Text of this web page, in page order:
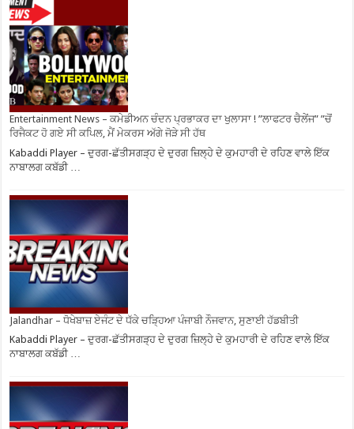
Entertainment News – ਕਮੇਡੀਅਨ ਚੰਦਨ ਪ੍ਰਭਾਕਰ ਦਾ ਖੁਲਾਸਾ ! ”ਲਾਫਟਰ ਚੈਲੇਂਜ” ”ਚੋਂ
ਰਿਜੈਕਟ ਹੋ ਗਏ ਸੀ ਕਪਿਲ, ਮੈਂ ਮੇਕਰਸ ਅੱਗੇ ਜੋੜੇ ਸੀ ਹੱਥ
Kabaddi Player – ਦੁਰਗ-ਛੱਤੀਸਗੜ੍ਹ ਦੇ ਦੁਰਗ ਜ਼ਿਲ੍ਹੇ ਦੇ ਕੁਮਹਾਰੀ ਦੇ ਰਹਿਣ ਵਾਲੇ ਇੱਕ
ਨਾਬਾਲਗ ਕਬੱਡੀ …
Jalandhar – ਧੋਖੇਬਾਜ਼ ਏਜੰਟ ਦੇ ਧੱਕੇ ਚੜ੍ਹਿਆ ਪੰਜਾਬੀ ਨੌਜਵਾਨ, ਸੁਣਾਈ ਹੱਡਬੀਤੀ
Kabaddi Player – ਦੁਰਗ-ਛੱਤੀਸਗੜ੍ਹ ਦੇ ਦੁਰਗ ਜ਼ਿਲ੍ਹੇ ਦੇ ਕੁਮਹਾਰੀ ਦੇ ਰਹਿਣ ਵਾਲੇ ਇੱਕ
ਨਾਬਾਲਗ ਕਬੱਡੀ …